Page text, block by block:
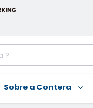
Sobre a Contera